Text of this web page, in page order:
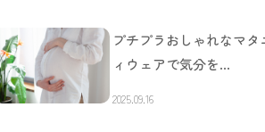
プチプラおしゃれなマタ
ィウェアで気分を…
2025.09.16